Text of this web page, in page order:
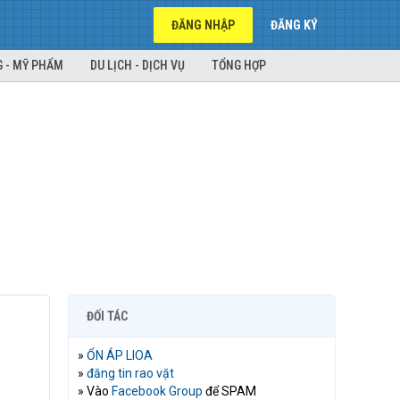
ĐĂNG NHẬP ĐĂNG KÝ
- MỸ PHẨM DU LỊCH - DỊCH VỤ TỔNG HỢP
ĐỐI TÁC
» ỔN ÁP LIOA
» đăng tin rao vặt
» Vào Facebook Group để SPAM